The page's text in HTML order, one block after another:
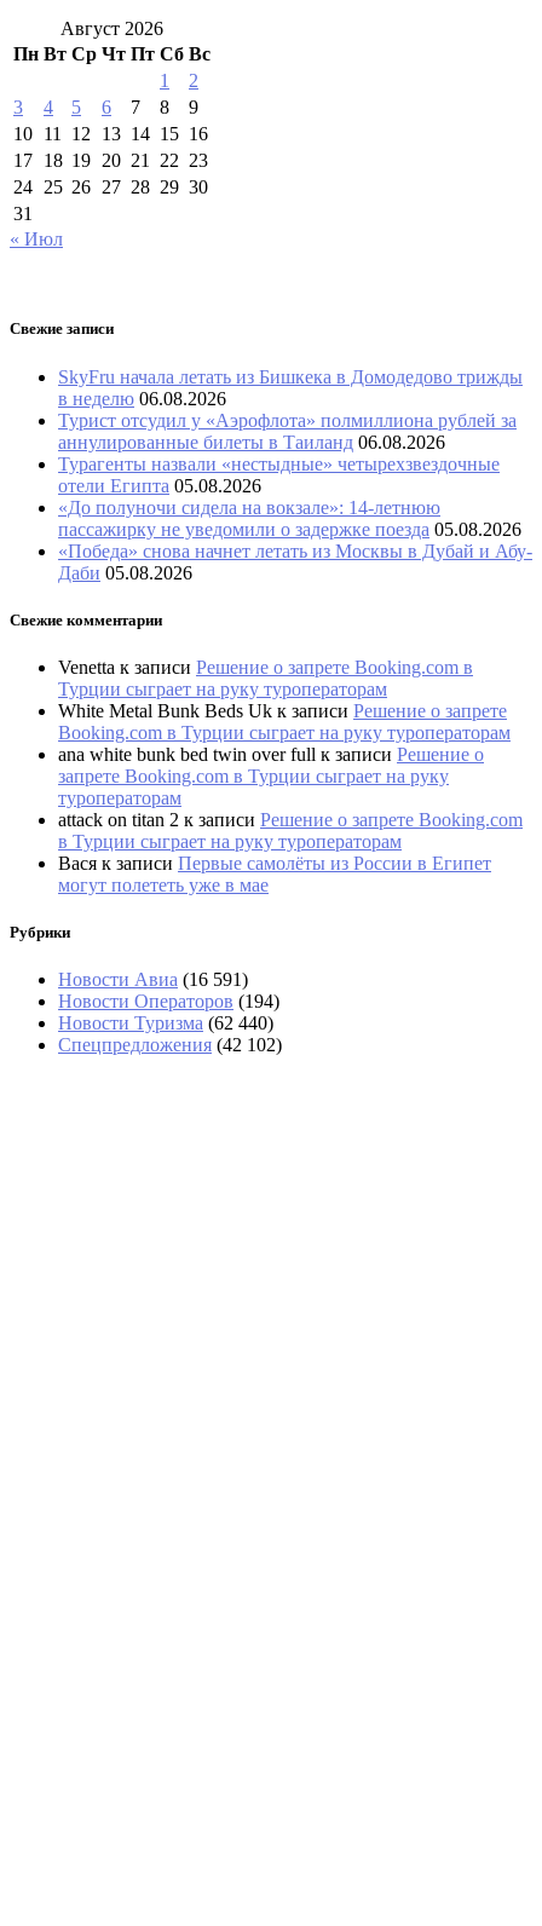
Август 2026
Пн Вт Ср Чт Пт Сб Вс
1
2
3
4 5 6 7 8
9
10 11 12 13 14 15 16
17 18 19 20 21 22 23
24 25 26 27 28 29 30
31
« Июл
Свежие записи
SkyFru начала летать из Бишкека в Домодедово трижды
в неделю 06.08.2026
Турист отсудил у «Аэрофлота» полмиллиона рублей за
аннулированные билеты в Таиланд 06.08.2026
Турагенты назвали «нестыдные» четырехзвездочные
отели Египта 05.08.2026
«До полуночи сидела на вокзале»: 14-летнюю
пассажирку не уведомили о задержке поезда 05.08.2026
«Победа» снова начнет летать из Москвы в Дубай и Абу-
Даби 05.08.2026
Свежие комментарии
Venetta к записи Решение о запрете Booking.com в
Турции сыграет на руку туроператорам
White Metal Bunk Beds Uk к записи Решение о запрете
Booking.com в Турции сыграет на руку туроператорам
ana white bunk bed twin over full к записи Решение о
запрете Booking.com в Турции сыграет на руку
туроператорам
attack on titan 2 к записи Решение о запрете Booking.com
в Турции сыграет на руку туроператорам
Вася к записи Первые самолёты из России в Египет
могут полететь уже в мае
Рубрики
Новости Авиа (16 591)
Новости Операторов (194)
Новости Туризма (62 440)
Спецпредложения (42 102)